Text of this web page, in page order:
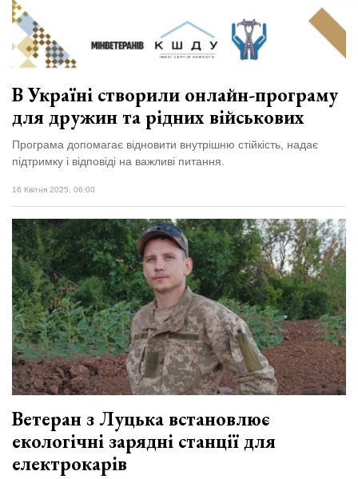
В Україні створили онлайн-програму
для дружин та рідних військових
Програма допомагає відновити внутрішню стійкість, надає
підтримку і відповіді на важливі питання.
16 Квітня 2025, 06:00
Ветеран з Луцька встановлює
екологічні зарядні станції для
електрокарів